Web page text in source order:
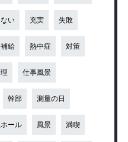
い 充実 失敗
給 熱中症 対策
仕事風景
幹部 測量の日
ール 風景 満喫